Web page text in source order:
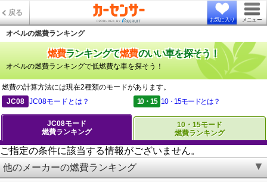
戻る
お気に入り メニュー
オペルの燃費ランキング
燃費ランキングで燃費のいい車を探そう！
オペルの燃費ランキングで低燃費な車を探そう！
燃費の計算方法には現在2種類のモードがあります。
JC08
JC08モードとは？ 10・15 10・15モードとは？
JC08モード
燃費ランキング
10・15モード
燃費ランキング
ご指定の条件に該当する情報がございません。
他のメーカーの燃費ランキング